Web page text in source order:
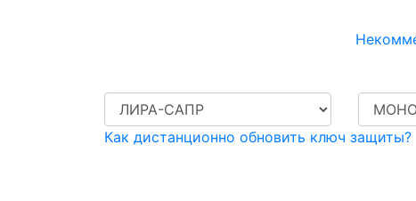
Как дистанционно обновить ключ защиты?